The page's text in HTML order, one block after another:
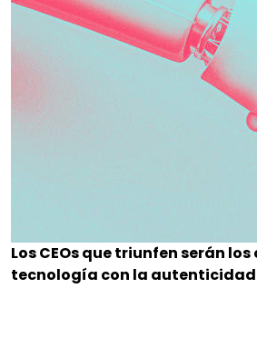
Los CEOs que triunfen serán
tecnología con la